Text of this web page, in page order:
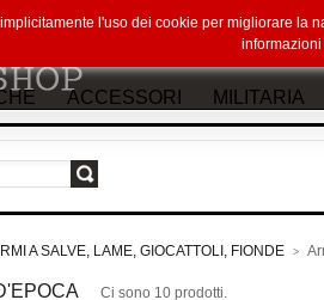
ACCESSORI MILITARIA
A SALVE, LAME, GIOCATTOLI, FIONDE >
Ci sono 10 prodotti.
l'uso dei cookie per migliorare la
informazioni